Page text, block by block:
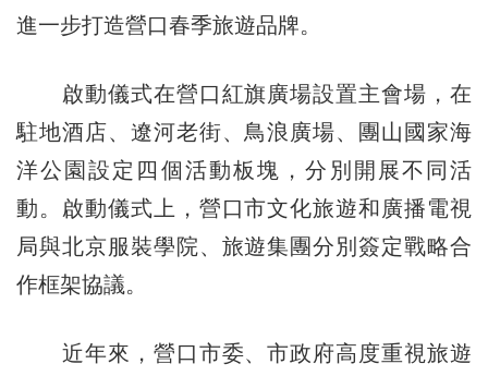
進一步打造營口春季旅遊品牌。
啟動儀式在營口紅旗廣場設置主會場，在
駐地酒店、遼河老街、鳥浪廣場、團山國家海
洋公園設定四個活動板塊，分別開展不同活
動。啟動儀式上，營口市文化旅遊和廣播電視
局與北京服裝學院、旅遊集團分別簽定戰略合
作框架協議。
近年來，營口市委、市政府高度重視旅遊